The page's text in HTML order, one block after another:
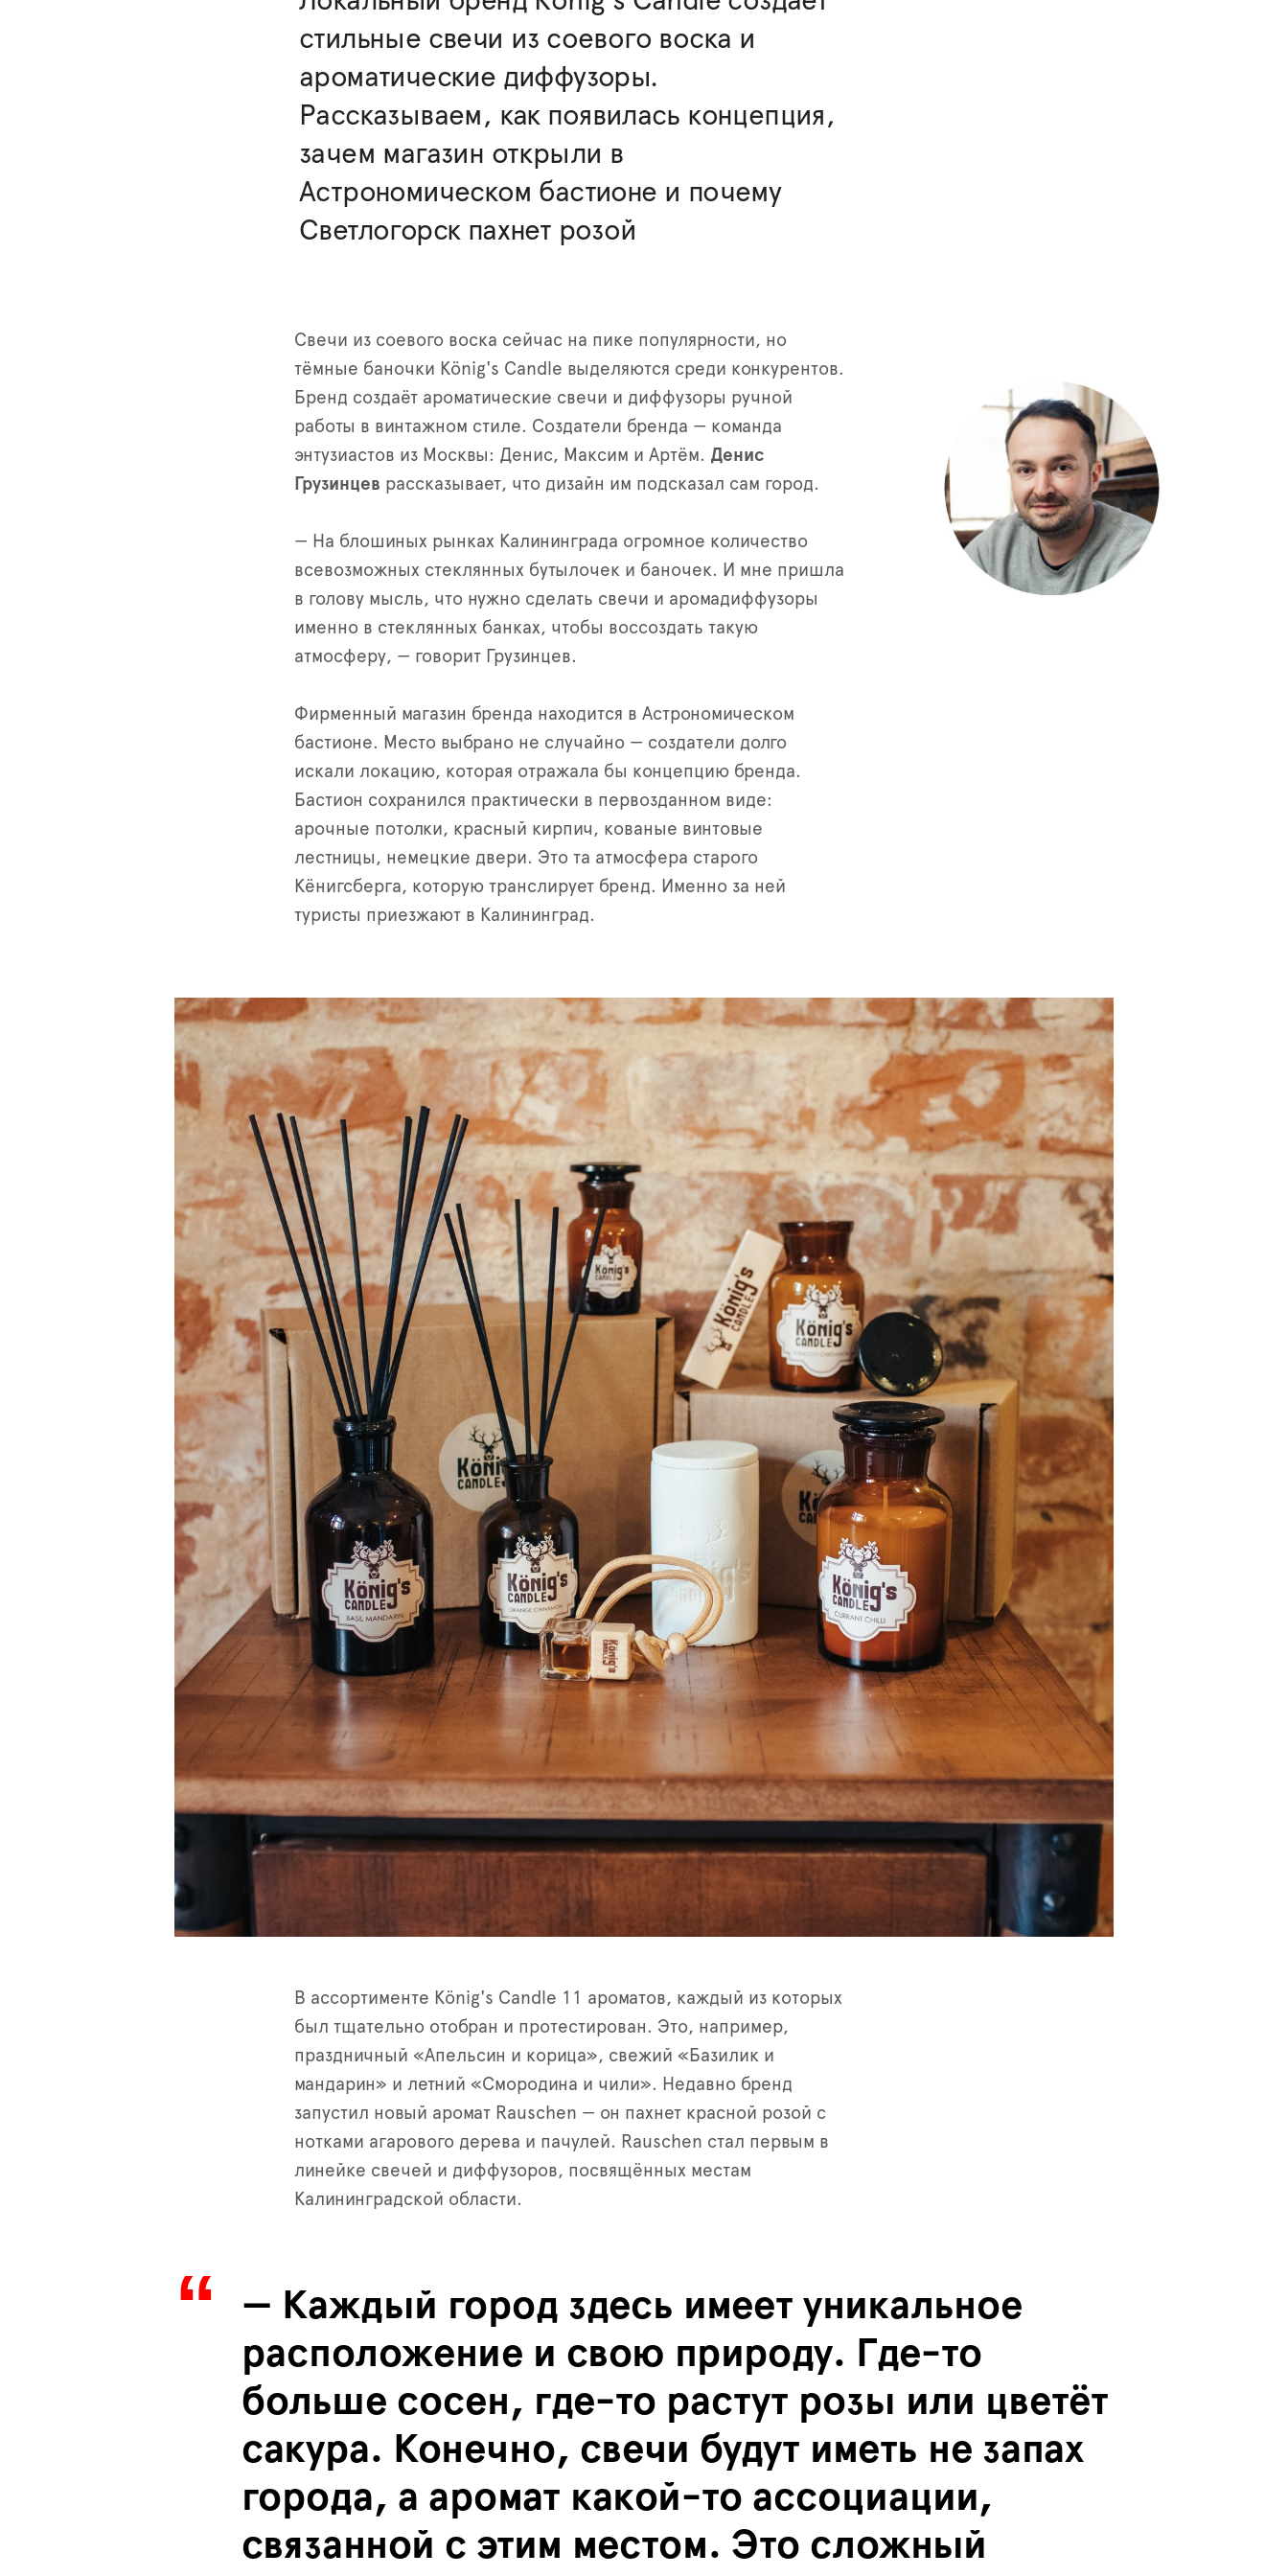
стильные свечи из соевого воска и
ароматические диффузоры.
Рассказываем, как появилась концепция,
зачем магазин открыли в
Астрономическом бастионе и почему
Светлогорск пахнет розой
Свечи из соевого воска сейчас на пике популярности, но
тёмные баночки König's Candle выделяются среди конкурентов.
Бренд создаёт ароматические свечи и диффузоры ручной
работы в винтажном стиле. Создатели бренда — команда
энтузиастов из Москвы: Денис, Максим и Артём. Денис
Грузинцев рассказывает, что дизайн им подсказал сам город.
— На блошиных рынках Калининграда огромное количество
всевозможных стеклянных бутылочек и баночек. И мне пришла
в голову мысль, что нужно сделать свечи и аромадиффузоры
именно в стеклянных банках, чтобы воссоздать такую
атмосферу, — говорит Грузинцев.
Фирменный магазин бренда находится в Астрономическом
бастионе. Место выбрано не случайно — создатели долго
искали локацию, которая отражала бы концепцию бренда.
Бастион сохранился практически в первозданном виде:
арочные потолки, красный кирпич, кованые винтовые
лестницы, немецкие двери. Это та атмосфера старого
Кёнигсберга, которую транслирует бренд. Именно за ней
туристы приезжают в Калининград.
В ассортименте König's Candle 11 ароматов, каждый из которых
был тщательно отобран и протестирован. Это, например,
праздничный «Апельсин и корица», свежий «Базилик и
мандарин» и летний «Смородина и чили». Недавно бренд
запустил новый аромат Rauschen — он пахнет красной розой с
нотками агарового дерева и пачулей. Rauschen стал первым в
линейке свечей и диффузоров, посвящённых местам
Калининградской области.
— Каждый город здесь имеет уникальное
расположение и свою природу. Где-то
больше сосен, где-то растут розы или цветёт
сакура. Конечно, свечи будут иметь не запах
города, а аромат какой-то ассоциации,
связанной с этим местом. Это сложный